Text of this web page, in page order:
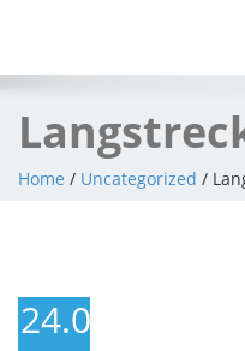
Home / Uncategorized /
24.03.2015